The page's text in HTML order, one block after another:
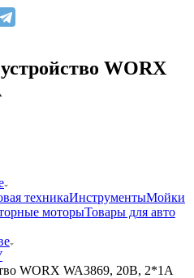
WORX
техникаИнструментыМойки
моторыТовары для авто
WORX WA3869, 20В, 2*1A